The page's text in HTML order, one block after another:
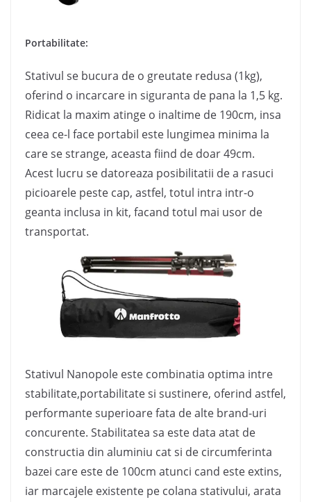
Portabilitate:
Stativul se bucura de o greutate redusa (1kg),
oferind o incarcare in siguranta de pana la 1,5 kg.
Ridicat la maxim atinge o inaltime de 190cm, insa
ceea ce-l face portabil este lungimea minima la
care se strange, aceasta fiind de doar 49cm.
Acest lucru se datoreaza posibilitatii de a rasuci
picioarele peste cap, astfel, totul intra intr-o
geanta inclusa in kit, facand totul mai usor de
transportat.
Stativul Nanopole este combinatia optima intre
stabilitate,portabilitate si sustinere, oferind astfel,
performante superioare fata de alte brand-uri
concurente. Stabilitatea sa este data atat de
constructia din aluminiu cat si de circumferinta
bazei care este de 100cm atunci cand este extins,
iar marcajele existente pe colana stativului, arata